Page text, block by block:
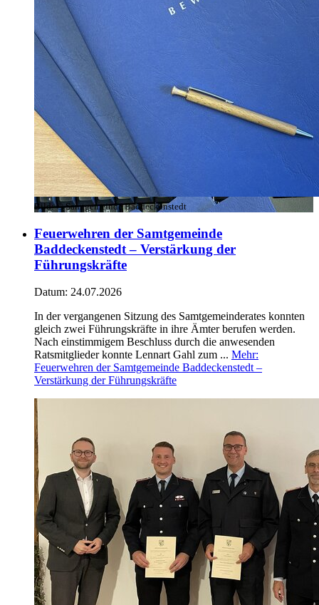
Bild:© Samtgemeinde Baddeckenstedt
Feuerwehren der Samtgemeinde
Baddeckenstedt – Verstärkung der
Führungskräfte
Datum: 24.07.2026
In der vergangenen Sitzung des Samtgemeinderates konnten
gleich zwei Führungskräfte in ihre Ämter berufen werden.
Nach einstimmigem Beschluss durch die anwesenden
Ratsmitglieder konnte Lennart Gahl zum ... Mehr:
Feuerwehren der Samtgemeinde Baddeckenstedt –
Verstärkung der Führungskräfte